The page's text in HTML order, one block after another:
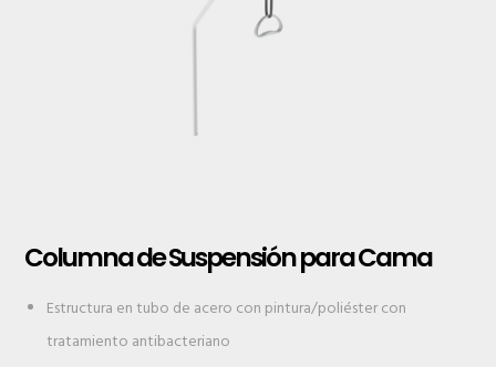
Columna de Suspensión para Cama
Estructura en tubo de acero con pintura/poliéster con
tratamiento antibacteriano